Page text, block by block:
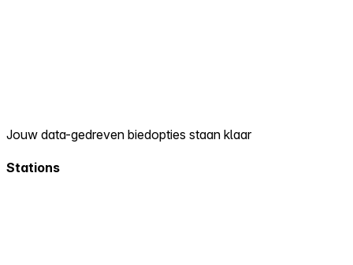
Jouw data-gedreven biedopties staan klaar
Stations